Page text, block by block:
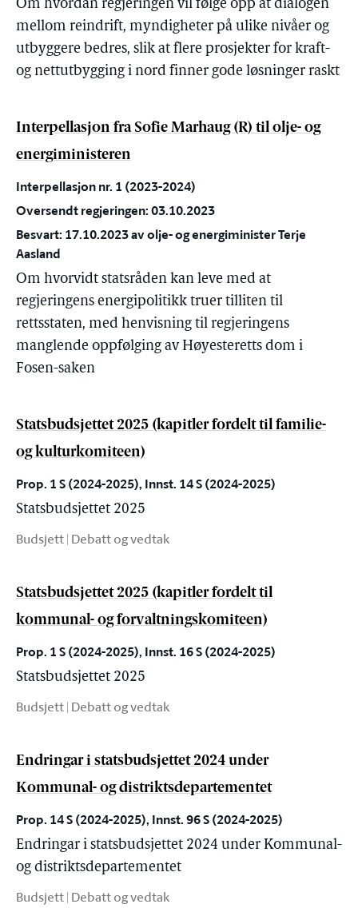
Om hvordan regjeringen vil følge opp at dialogen
mellom reindrift, myndigheter på ulike nivåer og
utbyggere bedres, slik at flere prosjekter for kraft-
og nettutbygging i nord finner gode løsninger raskt
Interpellasjon fra Sofie Marhaug (R) til olje- og
energiministeren
Interpellasjon nr. 1 (2023-2024)
Oversendt regjeringen: 03.10.2023
Besvart: 17.10.2023 av olje- og energiminister Terje
Aasland
Om hvorvidt statsråden kan leve med at
regjeringens energipolitikk truer tilliten til
rettsstaten, med henvisning til regjeringens
manglende oppfølging av Høyesteretts dom i
Fosen-saken
Statsbudsjettet 2025 (kapitler fordelt til familie-
og kulturkomiteen)
Prop. 1 S (2024-2025), Innst. 14 S (2024-2025)
Statsbudsjettet 2025
Budsjett | Debatt og vedtak
Statsbudsjettet 2025 (kapitler fordelt til
kommunal- og forvaltningskomiteen)
Prop. 1 S (2024-2025), Innst. 16 S (2024-2025)
Statsbudsjettet 2025
Budsjett | Debatt og vedtak
Endringar i statsbudsjettet 2024 under
Kommunal- og distriktsdepartementet
Prop. 14 S (2024-2025), Innst. 96 S (2024-2025)
Endringar i statsbudsjettet 2024 under Kommunal-
og distriktsdepartementet
Budsjett | Debatt og vedtak